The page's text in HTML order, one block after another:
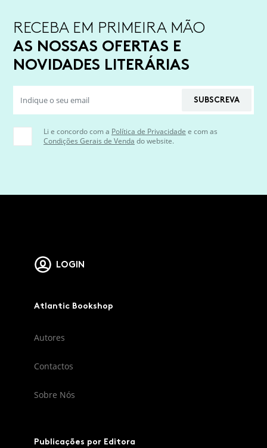
RECEBA EM PRIMEIRA MÃO
AS NOSSAS OFERTAS E
NOVIDADES LITERÁRIAS
SUBSCREVA
Li e concordo com a Política de Privacidade e com as
Condições Gerais de Venda do website.
LOGIN
Atlantic Bookshop
Autores
Contactos
Sobre Nós
Publicações por Editora